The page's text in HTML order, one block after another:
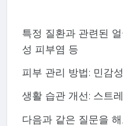
특정 질환과 관련된
성 피부염 등
피부 관리 방법: 민감
생활 습관 개선: 스트
다음과 같은 질문을